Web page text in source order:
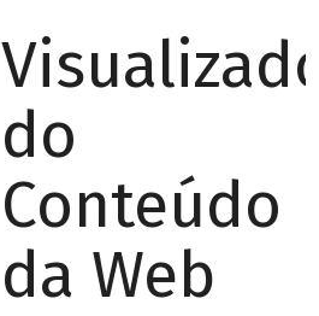
Visualizador
do
Conteúdo
da Web